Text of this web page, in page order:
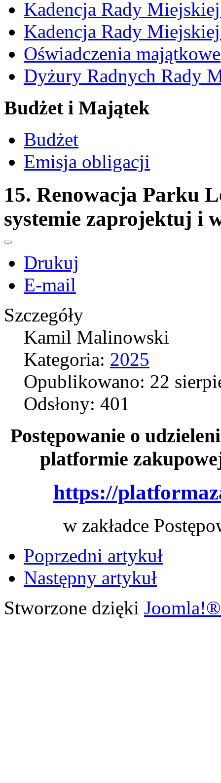
Kadencja Rady
Kadencja Rady
Oświadczenia majątkowe
Dyżury Radnych Rady
Budżet i Majątek
Budżet
Emisja obligacji
15. Renowacja Parku
systemie zaprojektuj i
Drukuj
E-mail
Szczegóły
Kamil Malinowski
Kategoria: 2025
Opublikowano: 22
Odsłony: 401
Postępowanie o
platformie
https://
w zakładce
Poprzedni artykuł
Następny artykuł
Stworzone dzięki Joomla!®